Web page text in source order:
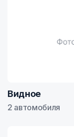
Видное
2 автомобиля